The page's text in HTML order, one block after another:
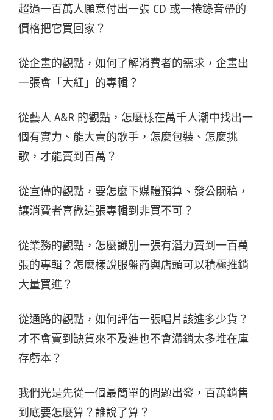
超過一百萬人願意付出一張 CD 或一捲錄音帶的
價格把它買回家？
從企畫的觀點，如何了解消費者的需求，企畫出
一張會「大紅」的專輯？
從藝人 A&R 的觀點，怎麼樣在萬千人潮中找出一
個有實力、能大賣的歌手，怎麼包裝、怎麼挑
歌，才能賣到百萬？
從宣傳的觀點，要怎麼下媒體預算、發公關稿，
讓消費者喜歡這張專輯到非買不可？
從業務的觀點，怎麼識別一張有潛力賣到一百萬
張的專輯？怎麼樣說服盤商與店頭可以積極推銷
大量買進？
從通路的觀點，如何評估一張唱片該進多少貨？
才不會賣到缺貨來不及進也不會滯銷太多堆在庫
存虧本？
我們光是先從一個最簡單的問題出發，百萬銷售
到底要怎麼算？誰說了算？